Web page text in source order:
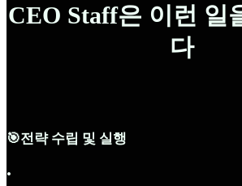
CEO Staff은 이런 일
다
🎯전략 수립 및 실행
•